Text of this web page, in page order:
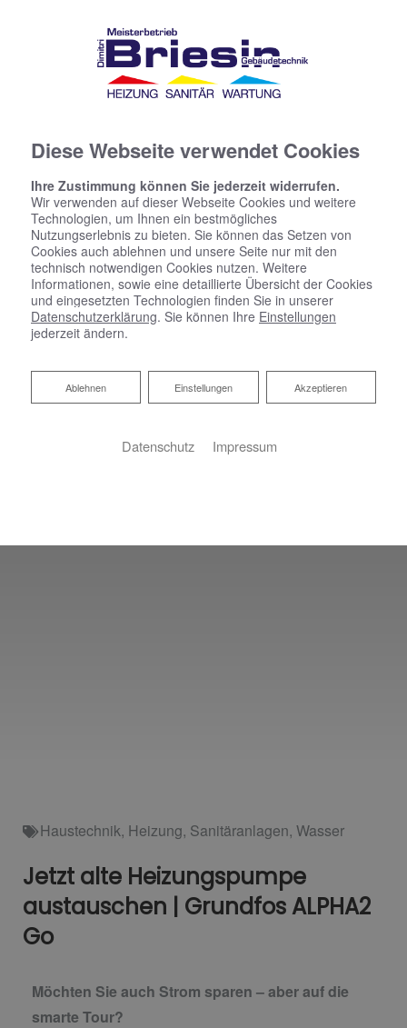
Haustechnik, Heizung, Sanitäranlagen, Wasser
Jetzt alte Heizungspumpe
austauschen | Grundfos ALPHA2
Go
Möchten Sie auch Strom sparen – aber auf die
smarte Tour?
Diese Webseite verwendet Cookies
Ihre Zustimmung können Sie jederzeit widerrufen.
Wir verwenden auf dieser Webseite Cookies und weitere
Technologien, um Ihnen ein bestmögliches
Nutzungserlebnis zu bieten. Sie können das Setzen von
Cookies auch ablehnen und unsere Seite nur mit den
technisch notwendigen Cookies nutzen. Weitere
Informationen, sowie eine detaillierte Übersicht der Cookies
und eingesetzten Technologien finden Sie in unserer
Datenschutzerklärung. Sie können Ihre Einstellungen
jederzeit ändern.
Akzeptieren
Einstellungen
Ablehnen
Ablehnen
Datenschutz Impressum